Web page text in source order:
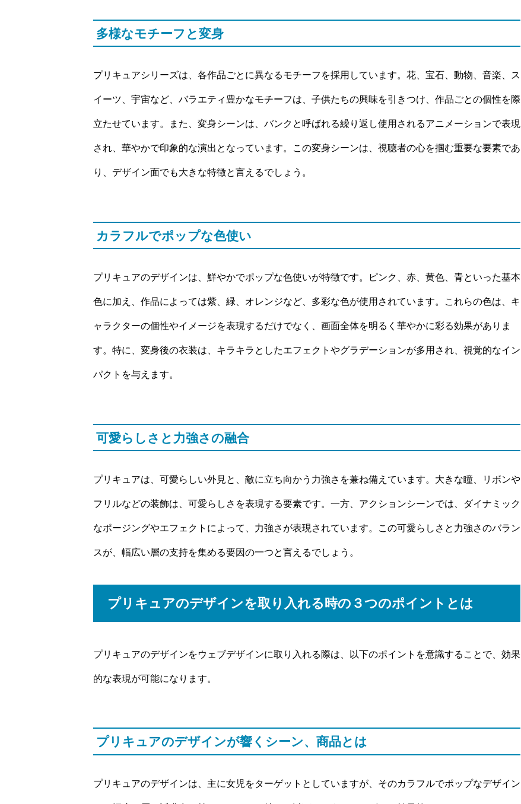
多様なモチーフと変身
プリキュアシリーズは、各作品ごとに異なるモチーフを採用しています。花、宝石、動物、音楽、ス
イーツ、宇宙など、バラエティ豊かなモチーフは、子供たちの興味を引きつけ、作品ごとの個性を際
立たせています。また、変身シーンは、バンクと呼ばれる繰り返し使用されるアニメーションで表現
され、華やかで印象的な演出となっています。この変身シーンは、視聴者の心を掴む重要な要素であ
り、デザイン面でも大きな特徴と言えるでしょう。
カラフルでポップな色使い
プリキュアのデザインは、鮮やかでポップな色使いが特徴です。ピンク、赤、黄色、青といった基本
色に加え、作品によっては紫、緑、オレンジなど、多彩な色が使用されています。これらの色は、キ
ャラクターの個性やイメージを表現するだけでなく、画面全体を明るく華やかに彩る効果がありま
す。特に、変身後の衣装は、キラキラとしたエフェクトやグラデーションが多用され、視覚的なイン
パクトを与えます。
可愛らしさと力強さの融合
プリキュアは、可愛らしい外見と、敵に立ち向かう力強さを兼ね備えています。大きな瞳、リボンや
フリルなどの装飾は、可愛らしさを表現する要素です。一方、アクションシーンでは、ダイナミック
なポージングやエフェクトによって、力強さが表現されています。この可愛らしさと力強さのバラン
スが、幅広い層の支持を集める要因の一つと言えるでしょう。
プリキュアのデザインを取り入れる時の３つのポイントとは
プリキュアのデザインをウェブデザインに取り入れる際は、以下のポイントを意識することで、効果
的な表現が可能になります。
プリキュアのデザインが響くシーン、商品とは
プリキュアのデザインは、主に女児をターゲットとしていますが、そのカラフルでポップなデザイン